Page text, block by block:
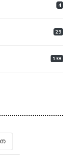
4
29
138